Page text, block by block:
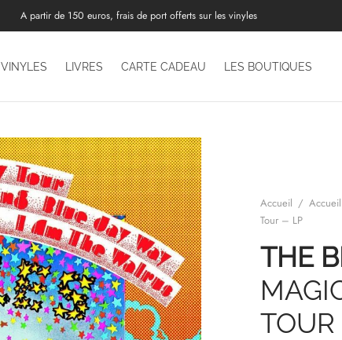
A partir de 150 euros, frais de port offerts sur les vinyles
VINYLES LIVRES CARTE CADEAU LES BOUTIQUES
Accueil / Accueil
Tour – LP
THE
TOUR